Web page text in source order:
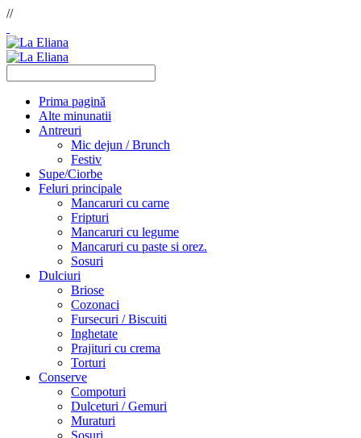
//
Prima pagină
Alte minunatii
Antreuri
Mic dejun / Brunch
Festiv
Supe/Ciorbe
Feluri principale
Mancaruri cu carne
Fripturi
Mancaruri cu legume
Mancaruri cu paste si orez.
Sosuri
Dulciuri
Briose
Cozonaci
Fursecuri / Biscuiti
Inghetate
Prajituri cu crema
Torturi
Conserve
Compoturi
Dulceturi / Gemuri
Muraturi
Sosuri